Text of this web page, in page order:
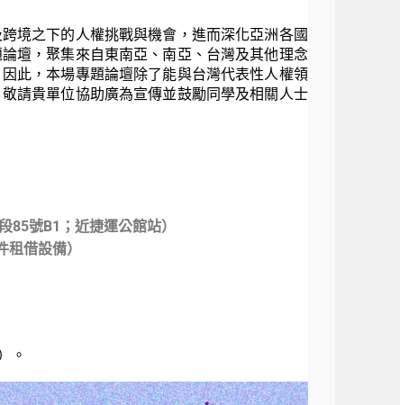
境之下的人權挑戰與機會， 進而深化亞洲各國
壇，聚集來自東南亞、南亞、台灣及其他理念
此，本場專題論壇除了能與台灣代表性人權領
敬請貴單位協助廣為宣傳並鼓勵同學及相關人士
85號B1； 近捷運公館站）
借設備）
。